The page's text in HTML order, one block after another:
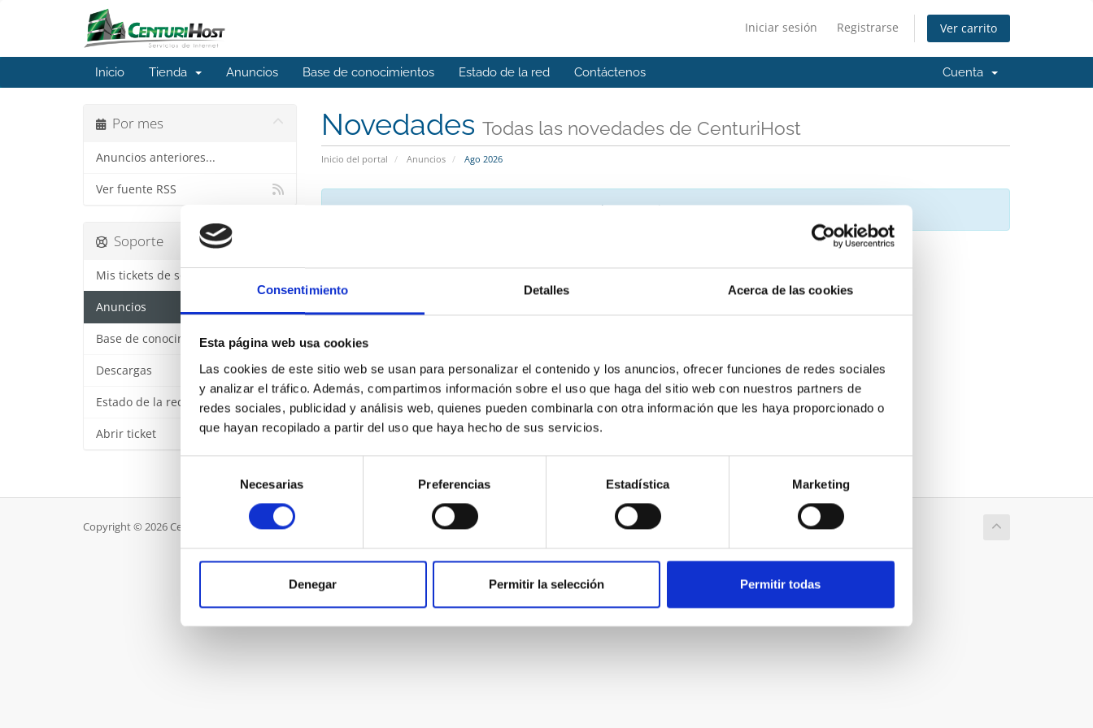
Consentimiento Detalles Acerca de las cookies
Esta página web usa cookies
Las cookies de este sitio web se usan para personalizar el contenido y los anuncios, ofrecer funciones de redes sociales
y analizar el tráfico. Además, compartimos información sobre el uso que haga del sitio web con nuestros partners de
redes sociales, publicidad y análisis web, quienes pueden combinarla con otra información que les haya proporcionado o
que hayan recopilado a partir del uso que haya hecho de sus servicios.
consentimiento
Necesarias Preferencias Estadística Marketing
Denegar Permitir la selección Permitir todas
Iniciar sesión Registrarse Ver carrito
Inicio Tienda Anuncios Base de conocimientos Estado de la red Contáctenos Cuenta
Novedades Todas las novedades de CenturiHost
Inicio del portal Anuncios Ago 2026
Por mes
Anuncios anteriores...
Ver fuente RSS
No hay anuncios para mostrar
Soporte
Mis tickets de soporte
Anuncios
Base de conocimientos
Descargas
Estado de la red
Abrir ticket
Copyright © 2026 CenturiHost. Todos los derechos reservados.